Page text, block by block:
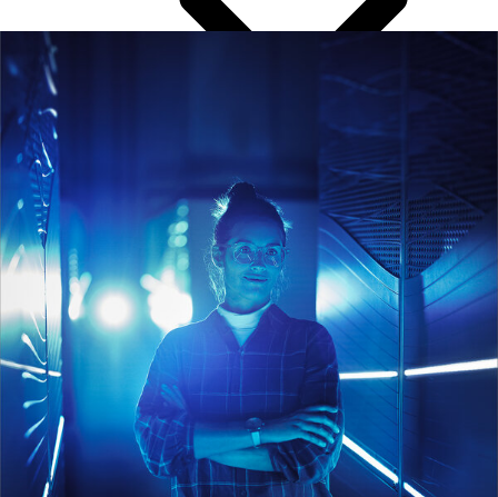
経済拠点 NRW州
NRW州の専門スキル力
イノベーションを生み出す空間
NRW州のインフラ
NRW州: ドイツNo.1の投資立地拠点
NRW州で暮らす - 充実した生活
事業用地